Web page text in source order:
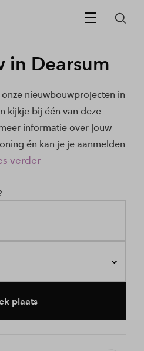
in Dearsum
nieuwbouwprojecten in
kijkje bij één van deze
informatie over jouw
én kan je je aanmelden
verder
plaats